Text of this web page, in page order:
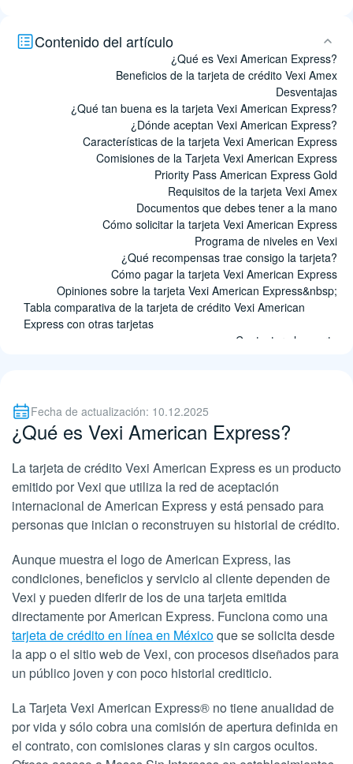
Contenido del artículo
¿Qué es Vexi American Express?
Beneficios de la tarjeta de crédito Vexi Amex
Desventajas
¿Qué tan buena es la tarjeta Vexi American Express?
¿Dónde aceptan Vexi American Express?
Características de la tarjeta Vexi American Express
Comisiones de la Tarjeta Vexi American Express
Priority Pass American Express Gold
Requisitos de la tarjeta Vexi Amex
Documentos que debes tener a la mano
Cómo solicitar la tarjeta Vexi American Express
Programa de niveles en Vexi
¿Qué recompensas trae consigo la tarjeta?
Cómo pagar la tarjeta Vexi American Express
Opiniones sobre la tarjeta Vexi American Express&nbsp;
Tabla comparativa de la tarjeta de crédito Vexi American
Express con otras tarjetas
Contactar al soporte
Fecha de actualización: 10.12.2025
¿Qué es Vexi American Express?
La tarjeta de crédito Vexi American Express es un producto
emitido por Vexi que utiliza la red de aceptación
internacional de American Express y está pensado para
personas que inician o reconstruyen su historial de crédito.
Aunque muestra el logo de American Express, las
condiciones, beneficios y servicio al cliente dependen de
Vexi y pueden diferir de los de una tarjeta emitida
directamente por American Express. Funciona como una
tarjeta de crédito en línea en Méxicoque se solicita desde
la app o el sitio web de Vexi, con procesos diseñados para
un público joven y con poco historial crediticio.
La Tarjeta Vexi American Express® no tiene anualidad de
por vida y sólo cobra una comisión de apertura definida en
el contrato, con comisiones claras y sin cargos ocultos.